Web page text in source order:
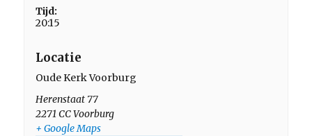
Tijd:
20:15
Locatie
Oude Kerk Voorburg
Herenstaat 77
2271 CCVoorburg
+ Google Maps